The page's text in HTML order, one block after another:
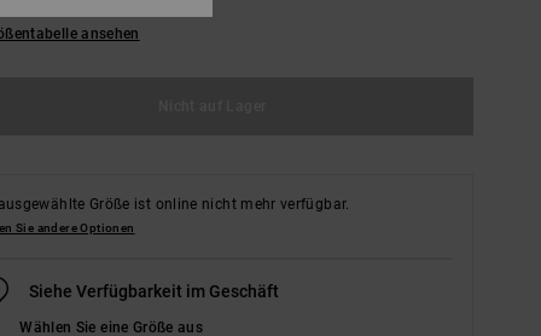
ansehen
Größe ist online nicht mehr verfügbar.
Sie andere Optionen
Siehe Verfügbarkeit im Geschäft
Wählen Sie eine Größe aus